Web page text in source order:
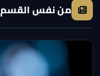
من نفس القسم